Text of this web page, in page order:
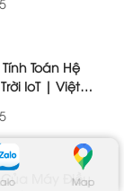
Map
Toán Hệ
IoT | Việt
Của Máy Điều